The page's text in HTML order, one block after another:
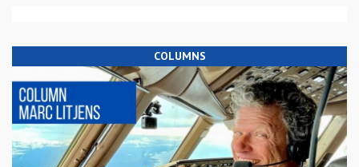
COLUMNS